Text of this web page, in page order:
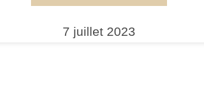
7 juillet 2023